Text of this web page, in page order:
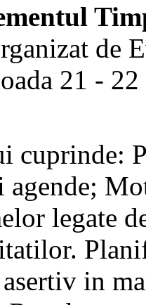
de
21 -
cuprinde:
agende;
legate
in